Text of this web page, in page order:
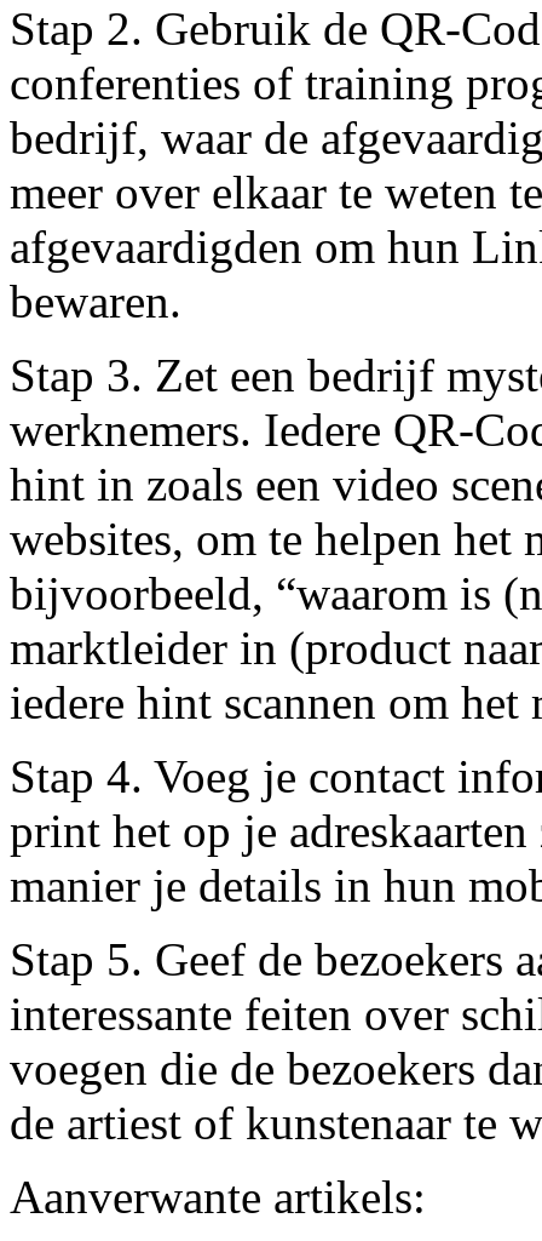
Stap 2. Gebruik de QR-
conferenties of training
bedrijf, waar de
meer over elkaar te weten
afgevaardigden om hun
bewaren.
Stap 3. Zet een bedrijf
werknemers. Iedere QR-
hint in zoals een video
websites, om te helpen het
bijvoorbeeld, “waarom is
marktleider in (product
iedere hint scannen om het
Stap 4. Voeg je contact
print het op je
manier je details in hun
Stap 5. Geef de bezoekers
interessante feiten over
voegen die de bezoekers
de artiest of kunstenaar te
Aanverwante artikels: